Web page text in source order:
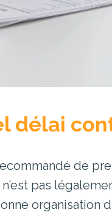
délai
de
n’est pas
organisation